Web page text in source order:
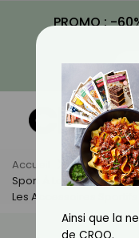
PROMO : -
Accueil Actus
Sport À La Maison :
Les Accessoires Sportifs ?
Ainsi que la